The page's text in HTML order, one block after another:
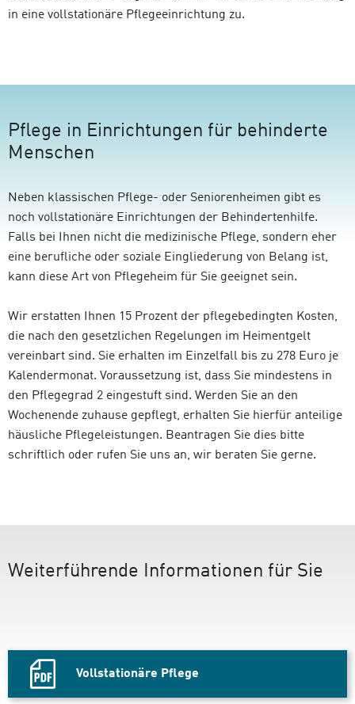
in eine vollstationäre Pflegeeinrichtung zu.
Pflege in Einrichtungen für behinderte
Menschen
Neben klassischen Pflege- oder Seniorenheimen gibt es
noch vollstationäre Einrichtungen der Behindertenhilfe.
Falls bei Ihnen nicht die medizinische Pflege, sondern eher
eine berufliche oder soziale Eingliederung von Belang ist,
kann diese Art von Pflegeheim für Sie geeignet sein.
Wir erstatten Ihnen 15 Prozent der pflegebedingten Kosten,
die nach den gesetzlichen Regelungen im Heimentgelt
vereinbart sind. Sie erhalten im Einzelfall bis zu 278 Euro je
Kalendermonat. Voraussetzung ist, dass Sie mindestens in
den Pflegegrad 2 eingestuft sind. Werden Sie an den
Wochenende zuhause gepflegt, erhalten Sie hierfür anteilige
häusliche Pflegeleistungen. Beantragen Sie dies bitte
schriftlich oder rufen Sie uns an, wir beraten Sie gerne.
Weiterführende Informationen für Sie
Vollstationäre Pflege